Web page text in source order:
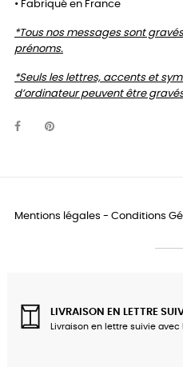
• Fabriqué en France
*Tous nos messages sont
prénoms.
*Seuls les lettres, accents et
d’ordinateur peuvent être
Mentions légales - Conditions
LIVRAISON EN LETTRE
Livraison en lettre suivie